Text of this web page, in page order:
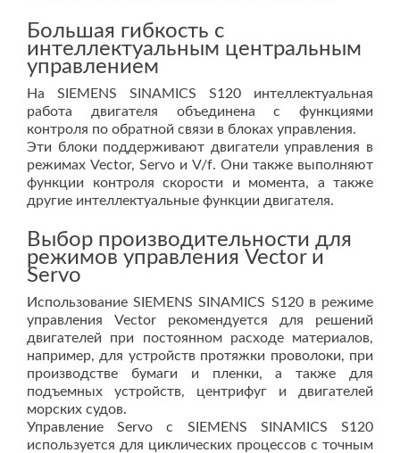
Большая гибкость с
интеллектуальным центральным
управлением
На SIEMENS SINAMICS S120 интеллектуальная
работа двигателя объединена с функциями
контроля по обратной связи в блоках управления.
Эти блоки поддерживают двигатели управления в
режимах Vector, Servo и V/f. Они также выполняют
функции контроля скорости и момента, а также
другие интеллектуальные функции двигателя.
Выбор производительности для
режимов управления Vector и
Servo
Использование SIEMENS SINAMICS S120 в режиме
управления Vector рекомендуется для решений
двигателей при постоянном расходе материалов,
например, для устройств протяжки проволоки, при
производстве бумаги и пленки, а также для
подъемных устройств, центрифуг и двигателей
морских судов.
Управление Servo с SIEMENS SINAMICS S120
используется для циклических процессов с точным